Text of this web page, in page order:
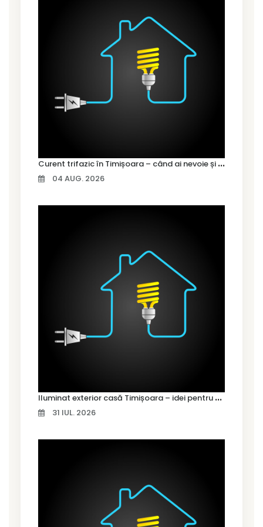
C
urent trifazic în Timișoara – când ai nevoie și cum îl alegi
04 AUG. 2026
I
luminat exterior casă Timișoara – idei pentru siguranță și confort
31 IUL. 2026